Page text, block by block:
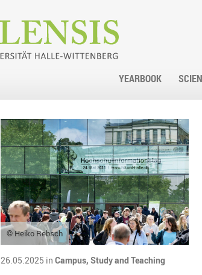
YEARBOOK
© Heiko Rebsch
26.05.2025 in Campus, Study and Teaching